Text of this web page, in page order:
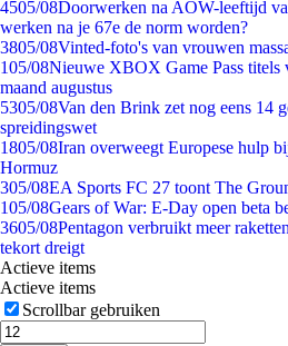
4505/08Doorwerken na AOW-leeftijd
werken na je 67e de norm worden?
3805/08Vinted-foto's van vrouwen
105/08Nieuwe XBOX Game Pass titels
maand augustus
5305/08Van den Brink zet nog eens 14
spreidingswet
1805/08Iran overweegt Europese hulp
Hormuz
305/08EA Sports FC 27 toont The
105/08Gears of War: E-Day open beta
3605/08Pentagon verbruikt meer
tekort dreigt
Actieve items
Actieve items
Scrollbar gebruiken